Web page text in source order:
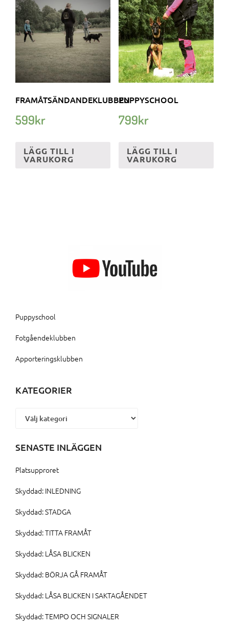
FRAMÅTSÄNDANDEKLUBBEN
599kr
LÄGG TILL I
VARUKORG
PUPPYSCHOOL
799kr
LÄGG TILL I
VARUKORG
Puppyschool
Fotgåendeklubben
Apporteringsklubben
KATEGORIER
Kategorier
SENASTE INLÄGGEN
Platsupproret
Skyddad: INLEDNING
Skyddad: STADGA
Skyddad: TITTA FRAMÅT
Skyddad: LÅSA BLICKEN
Skyddad: BÖRJA GÅ FRAMÅT
Skyddad: LÅSA BLICKEN I SAKTAGÅENDET
Skyddad: TEMPO OCH SIGNALER